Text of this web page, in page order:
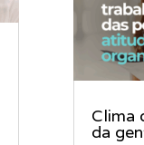
Clima
da